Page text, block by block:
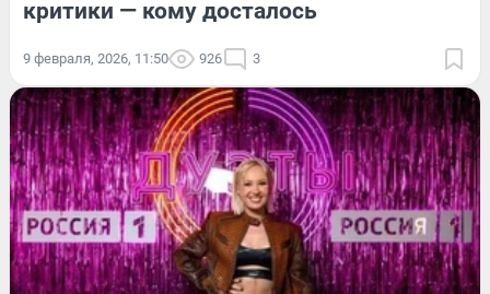
критики — кому досталось
9 февраля, 2026, 11:50 926 3